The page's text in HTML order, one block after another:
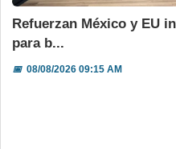
Refuerzan México y EU
para b...
📅08/08/2026 09:15 AM